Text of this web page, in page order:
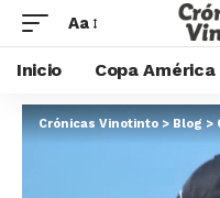
Aa
Inicio Copa
Crónicas Vinotinto>Blog>